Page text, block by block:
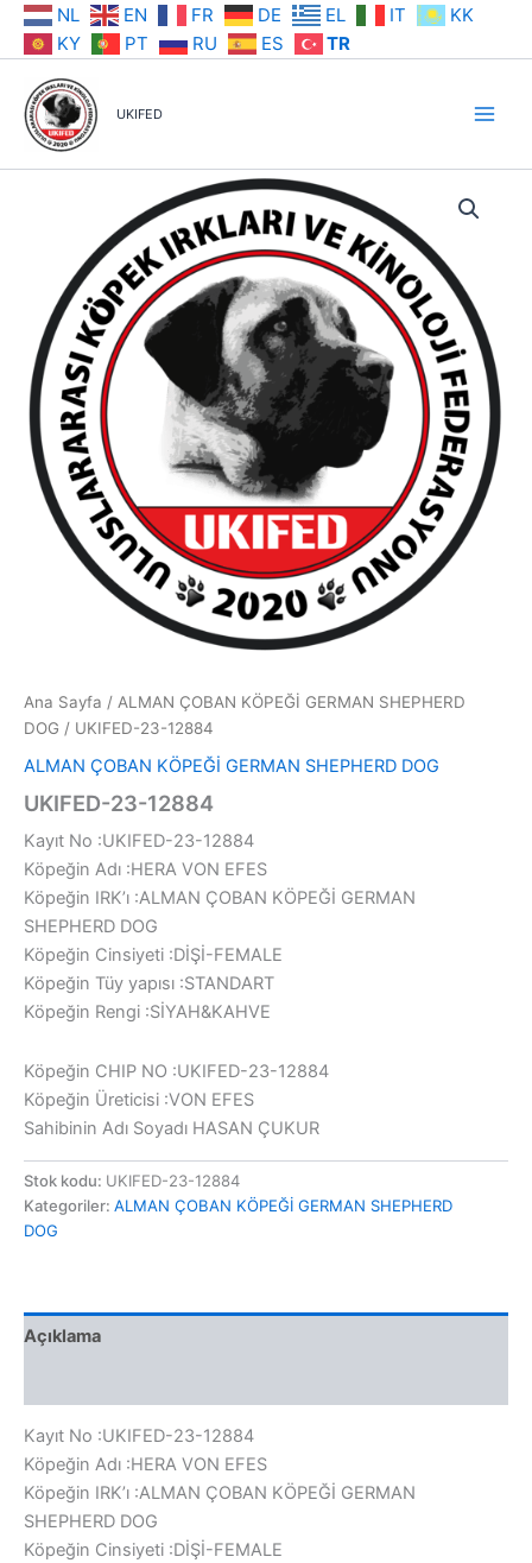
İçeriğe NL EN FR DE EL IT
KK
KY
PT RU ES TR
UKIFED
Ana Sayfa / ALMAN ÇOBAN KÖPEĞİ GERMAN SHEPHERD
DOG / UKIFED-23-12884
ALMAN ÇOBAN KÖPEĞİ GERMAN SHEPHERD DOG
UKIFED-23-12884
Kayıt No :UKIFED-23-12884
Köpeğin Adı :HERA VON EFES
Köpeğin IRK’ı :ALMAN ÇOBAN KÖPEĞİ GERMAN
SHEPHERD DOG
Köpeğin Cinsiyeti :DİŞİ-FEMALE
Köpeğin Tüy yapısı :STANDART
Köpeğin Rengi :SİYAH&KAHVE
Köpeğin CHIP NO :UKIFED-23-12884
Köpeğin Üreticisi :VON EFES
Sahibinin Adı Soyadı HASAN ÇUKUR
Stok kodu: UKIFED-23-12884
Kategoriler: ALMAN ÇOBAN KÖPEĞİ GERMAN SHEPHERD
DOG
Açıklama
Kayıt No :UKIFED-23-12884
Köpeğin Adı :HERA VON EFES
Köpeğin IRK’ı :ALMAN ÇOBAN KÖPEĞİ GERMAN
SHEPHERD DOG
Köpeğin Cinsiyeti :DİŞİ-FEMALE